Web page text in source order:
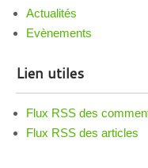
Actualités
Evènements
Lien utiles
Flux RSS des
Flux RSS des articles